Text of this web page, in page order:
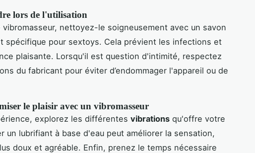
lors de l'utilisation
nettoyez-le soigneusement avec un savon
spécifique pour sextoys. Cela prévient les infections et
plaisante. Lorsqu'il est question d'intimité, respectez
du fabricant pour éviter d’endommager l'appareil ou de
le plaisir avec un vibromasseur
explorez les différentes vibrations qu'offre votre
un lubrifiant à base d'eau peut améliorer la sensation,
doux et agréable. Enfin, prenez le temps nécessaire